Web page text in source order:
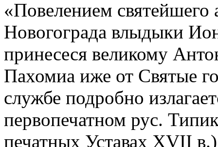
«Повелением святейшего
Новогограда влыдыки
принесеся великому
Пахомиа иже от Святые
службе подробно
первопечатном рус.
печатных Уставах XVII